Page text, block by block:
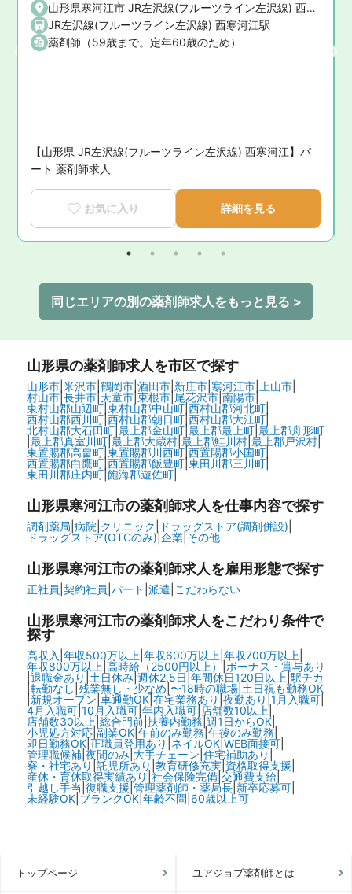
山形県寒河江市 JR左沢線(フルーツライン左沢線) 西寒河江駅
JR左沢線(フルーツライン左沢線) 西寒河江駅
薬剤師（59歳まで。定年60歳のため）
【山形県 JR左沢線(フルーツライン左沢線) 西寒河江】パ
ート 薬剤師求人
お気に入り 詳細を見る
同じエリアの別の薬剤師求人をもっと見る >
山形県の薬剤師求人を市区で探す
山形市| 米沢市| 鶴岡市| 酒田市| 新庄市| 寒河江市| 上山市|
村山市|長井市|天童市|東根市|尾花沢市| 南陽市|
東村山郡山辺町| 東村山郡中山町| 西村山郡河北町|
西村山郡西川町|西村山郡朝日町|西村山郡大江町|
北村山郡大石田町| 最上郡金山町|最上郡最上町| 最上郡舟形町
最上郡真室川町| 最上郡大蔵村| 最上郡鮭川村| 最上郡戸沢村|
東置賜郡高畠町| 東置賜郡川西町| 西置賜郡小国町|
西置賜郡白鷹町|西置賜郡飯豊町|東田川郡三川町|
東田川郡庄内町|飽海郡遊佐町|
山形県寒河江市の薬剤師求人を仕事内容で探す
調剤薬局 病院 クリニック ドラッグストア(調剤併設)
ドラッグストア(OTCのみ)| 企業| その他
山形県寒河江市の薬剤師求人を雇用形態で探す
正社員 契約社員 パート 派遣 こだわらない
山形県寒河江市の薬剤師求人をこだわり条件で
探す
高収入 年収500万以上 年収600万以上 年収700万以上
年収800万以上 高時給（2500円以上）| ボーナス・賞与あり
退職金あり 土日休み| 週休2.5日 年間休日120日以上 駅チカ
|転勤なし 残業無し・少なめ 〜18時の職場| 土日祝も勤務OK
|新規オープン 車通勤OK|在宅業務あり 夜勤あり 1月入職可|
4月入職可| 10月入職可| 年内入職可| 店舗数10以上|
店舗数30以上 総合門前| 扶養内勤務 週1日からOK|
小児処方対応| 副業OK| 午前のみ勤務| 午後のみ勤務|
即日勤務OK| 正職員登用あり ネイルOK| WEB面接可|
管理職候補| 夜間のみ| 大手チェーン 住宅補助あり
寮・社宅あり 託児所あり 教育研修充実| 資格取得支援
産休・育休取得実績あり 社会保険完備| 交通費支給|
引越し手当 復職支援 |管理薬剤師・薬局長| 新卒応募可|
未経験OK| ブランクOK| 年齢不問 60歳以上可
トップページ ユアジョブ薬剤師とは